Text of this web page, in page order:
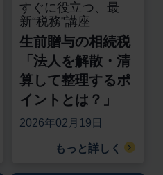
すぐに役立つ、最
新“税務”講座
生前贈与の相続税
「法人を解散・清
算して整理するポ
イントとは？」
2026年02月19日
もっと詳しく